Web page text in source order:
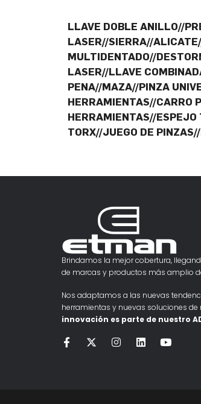
LLAVE DOBLE ANILLO//
LASER//SIERRA//
MULTIDENTADO//
LASER//LLAVE
PENA//MAZA//PINZA
HERRAMIENTAS//CARRO
HERRAMIENTAS//
TORX//JUEGO DE
Brindamos la mejor cobertura,
de marcas y productos más amplio
Nos adaptamos a las nuevas
herramientas y nuevas soluciones
innovación es parte de nuestro